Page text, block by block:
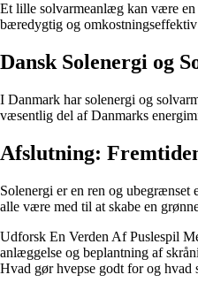
Et lille solvarmeanlæg kan være en
bæredygtig og omkostningseffektiv
Dansk Solenergi og
I Danmark har solenergi og
væsentlig del af Danmarks
Afslutning:
Solenergi er en ren og
alle være med til at skabe en
Udforsk En Verden Af Puslespil
anlæggelse og beplantning af
Hvad gør hvepse godt for og hvad